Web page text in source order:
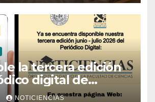
la tercera edición
digital de
2026
NOTICIENCIAS